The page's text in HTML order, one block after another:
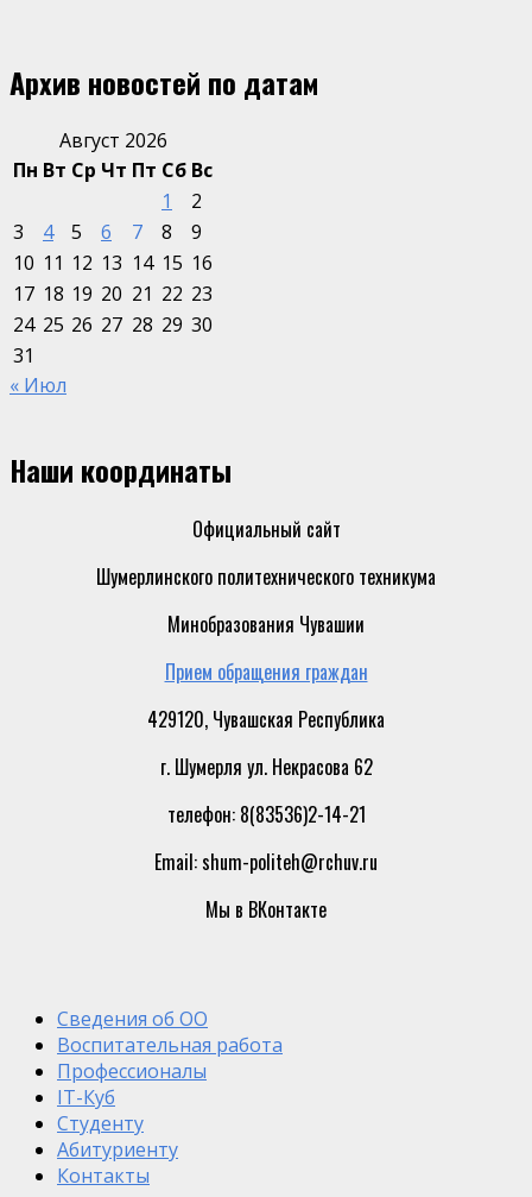
Архив новостей по датам
Август 2026
Пн Вт Ср Чт Пт Сб Вс
1
2
3
4 5 6 7 8
9
10 11 12 13 14 15 16
17 18 19 20 21 22 23
24 25 26 27 28 29 30
31
« Июл
Наши координаты
Официальный сайт
Шумерлинского политехнического техникума
Минобразования Чувашии
Прием обращения граждан
429120, Чувашская Республика
г. Шумерля ул. Некрасова 62
телефон: 8(83536)2-14-21
Email: shum-politeh@rchuv.ru
Мы в ВКонтакте
Сведения об ОО
Воспитательная работа
Профессионалы
IT-Куб
Студенту
Абитуриенту
Контакты